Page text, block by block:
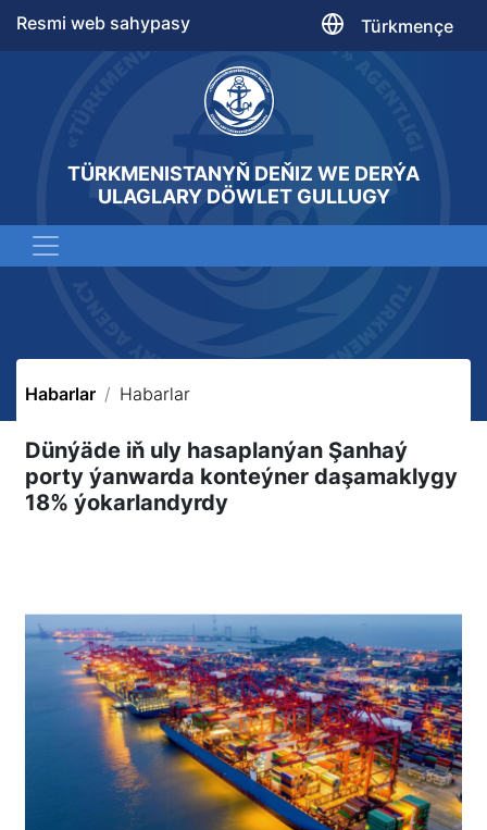
Resmi web sahypasy Türkmençe
TÜRKMENISTANYŇ DEŇIZ WE DERÝA
ULAGLARY DÖWLET GULLUGY
Habarlar Habarlar
Dünýäde iň uly hasaplanýan Şanhaý
porty ýanwarda konteýner daşamaklygy
18% ýokarlandyrdy